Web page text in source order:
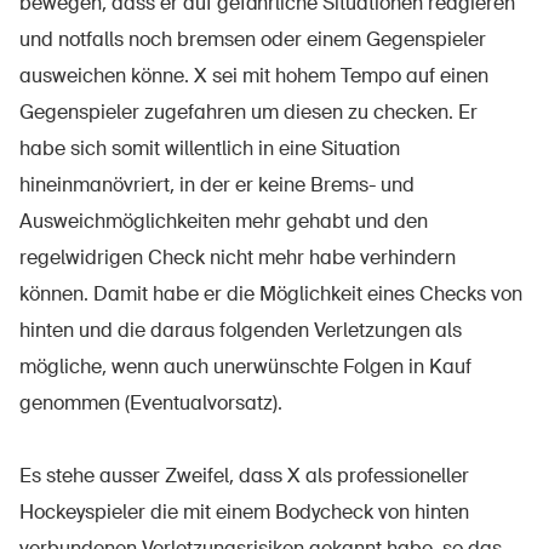
und notfalls noch bremsen oder einem Gegenspieler
ausweichen könne. X sei mit hohem Tempo auf einen
Gegenspieler zugefahren um diesen zu checken. Er
habe sich somit willentlich in eine Situation
hineinmanövriert, in der er keine Brems- und
Ausweichmöglichkeiten mehr gehabt und den
regelwidrigen Check nicht mehr habe verhindern
können. Damit habe er die Möglichkeit eines Checks von
hinten und die daraus folgenden Verletzungen als
mögliche, wenn auch unerwünschte Folgen in Kauf
genommen (Eventualvorsatz).
Es stehe ausser Zweifel, dass X als professioneller
Hockeyspieler die mit einem Bodycheck von hinten